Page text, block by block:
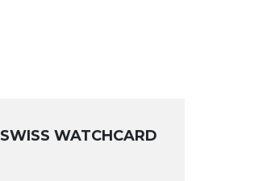
SWISS WATCHCARD